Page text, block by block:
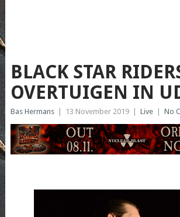
BLACK STAR
OVERTUIGEN IN
Bas Hermans 13 November 2019 Live No